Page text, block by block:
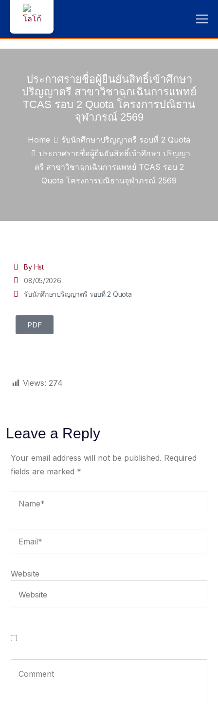
หน้าแรก
ผู้สนใจสมัครเรียน
บริการนักศึกษา
คณาจารย์และบุคลากร
บุคคลทั่วไป
ภาษาไทย
ประกาศรายชื่อผู้ยืนยันสิทธิ์เข้าศึกษา
ปริญญาตรี สาขาวิชาฉุกเฉินการแพทย์
TCAS รอบ 2 Quota โครงการปณิธาน
จุฬาภรณ์ 2569
Home
รับนักศึกษาปริญญาตรี รอบที่ 2 Quota
ประกาศรายชื่อผู้ยืนยันสิทธิ์เข้าศึกษา ปริญญา
ตรี สาขาวิชาฉุกเฉินการแพทย์ TCAS รอบ 2
Quota โครงการปณิธานจุฬาภรณ์ 2569
By Hst
08/05/2026
รับนักศึกษาปริญญาตรี รอบที่ 2 Quota
PDF
Views: 274
Leave a Reply
Your email address will not be published. Required
fields are marked *
Website